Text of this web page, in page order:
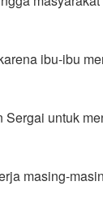
ibu-ibu
untuk
masing-